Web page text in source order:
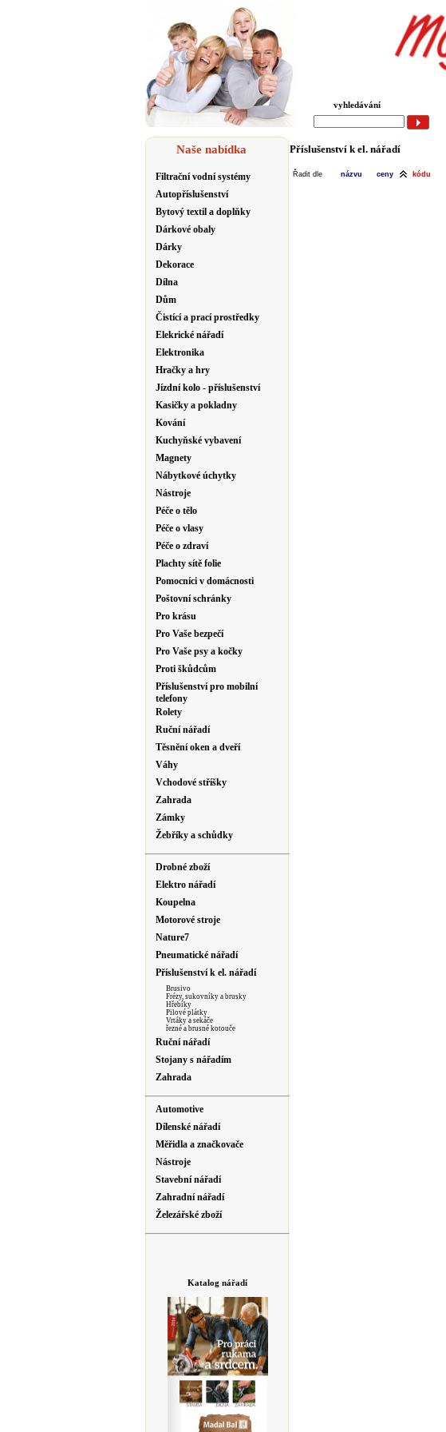
vyhledávání
Naše nabídka
Filtrační vodní systémy
Autopříslušenství
Bytový textil a doplňky
Dárkové obaly
Dárky
Dekorace
Dílna
Dům
Čistící a prací prostředky
Elekrické nářadí
Elektronika
Hračky a hry
Jízdní kolo - příslušenství
Kasičky a pokladny
Kování
Kuchyňské vybavení
Magnety
Nábytkové úchytky
Nástroje
Péče o tělo
Péče o vlasy
Péče o zdraví
Plachty sítě folie
Pomocníci v domácnosti
Poštovní schránky
Pro krásu
Pro Vaše bezpečí
Pro Vaše psy a kočky
Proti škůdcům
Příslušenství pro mobilní
telefony
Rolety
Ruční nářadí
Těsnění oken a dveří
Váhy
Vchodové stříšky
Zahrada
Zámky
Žebříky a schůdky
Drobné zboží
Elektro nářadí
Koupelna
Motorové stroje
Nature7
Pneumatické nářadí
Příslušenství k el. nářadí
Brusivo
Frézy, sukovníky a brusky
Hřebíky
Pilové plátky
Vrtáky a sekáče
řezné a brusné kotouče
Ruční nářadí
Stojany s nářadím
Zahrada
Automotive
Dílenské nářadí
Měřidla a značkovače
Nástroje
Stavební nářadí
Zahradní nářadí
Železářské zboží
Katalog nářadí
Příslušenství k el. nářadí
Řadit dle názvu ceny kódu